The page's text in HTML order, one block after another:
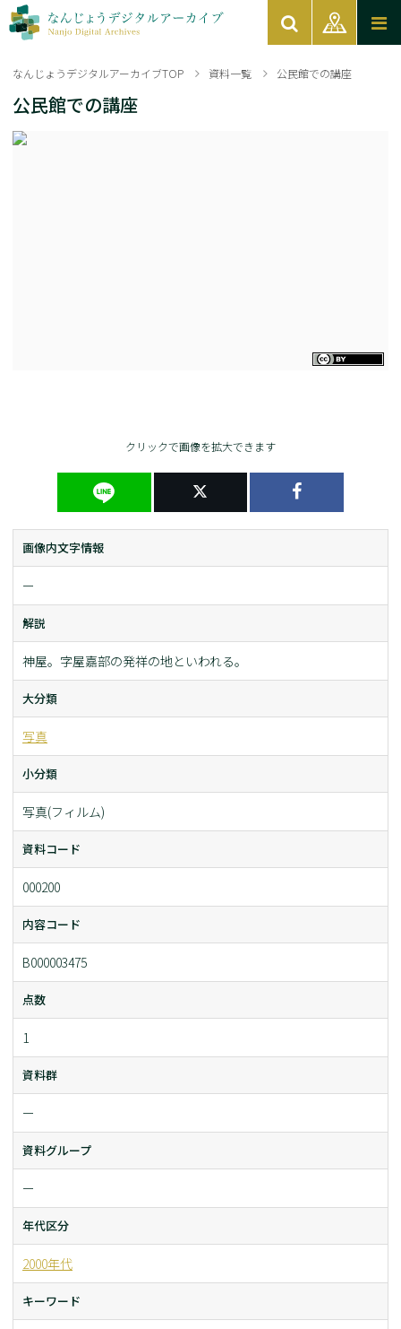
なんじょうデジタルアーカイブTOP 資料一覧 公民館での講座
公民館での講座
クリックで画像を拡大できます
画像内文字情報
ー
解説
神屋。字屋嘉部の発祥の地といわれる。
大分類
写真
小分類
写真(フィルム)
資料コード
000200
内容コード
B000003475
点数
1
資料群
ー
資料グループ
ー
年代区分
2000年代
キーワード